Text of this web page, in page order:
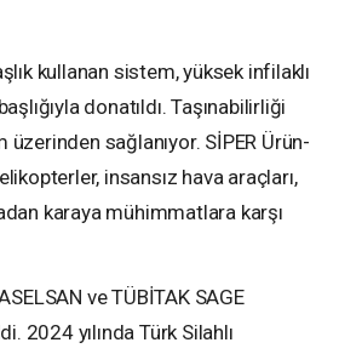
kullanan sistem, yüksek infilaklı
donatıldı. Taşınabilirliği
sağlanıyor. SİPER Ürün-
insansız hava araçları,
karaya mühimmatlara karşı
ve TÜBİTAK SAGE
2024 yılında Türk Silahlı